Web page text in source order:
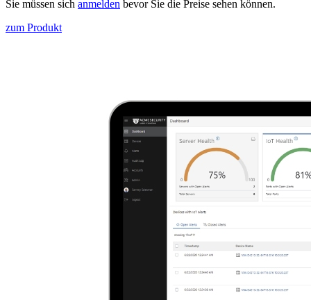
Sie müssen sich anmelden bevor Sie die Preise sehen können.
zum Produkt